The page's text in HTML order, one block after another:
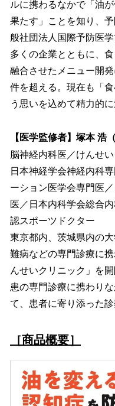
ルに携わるなかで「油
果たす」ことを知り、
般社団法人国際予防医
多くの企業とともに、
融合させたメニュー開
件を超える。現在も「
う思いを込めて精力的に
【医学監修者】塚本 浩
脳神経内科医／けんせ
日本神経学会神経内科
ーション医学会専門医
医／日本内科学会総合
認スポーツドクター
東京都内、茨城県内の
難病などの専門診療に
んせいクリニック」を
患の専門診療に携わり
て、患者に寄り添った診
［商品概要］